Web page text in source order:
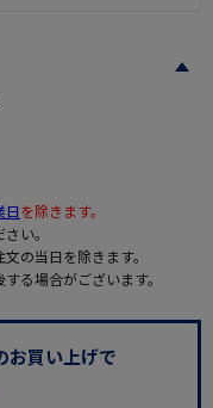
日を除きます。
い。
の当日を除きます。
る場合がございます。
お買い上げで